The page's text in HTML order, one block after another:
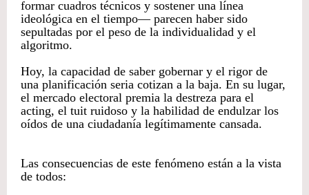
formar cuadros técnicos y sostener una línea
ideológica en el tiempo— parecen haber sido
sepultadas por el peso de la individualidad y el
algoritmo.
​Hoy, la capacidad de saber gobernar y el rigor de
una planificación seria cotizan a la baja. En su lugar,
el mercado electoral premia la destreza para el
acting, el tuit ruidoso y la habilidad de endulzar los
oídos de una ciudadanía legítimamente cansada.
​Las consecuencias de este fenómeno están a la vista
de todos: